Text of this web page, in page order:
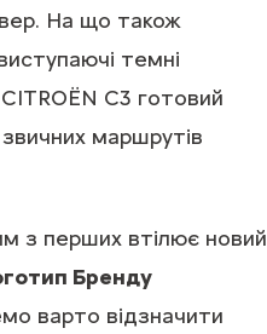
На що також
темні
С3 готовий
маршрутів
з перших втілює новий
Бренду
варто відзначити